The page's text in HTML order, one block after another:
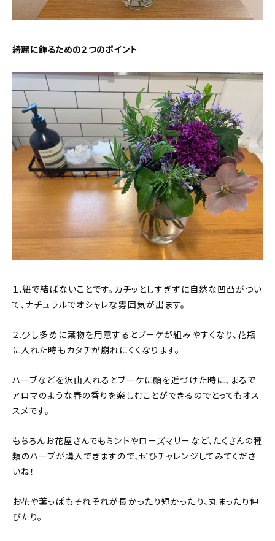
綺麗に飾るための２つのポイント
１.紐で結ばないことです。カチッとしすぎずに自然な凹凸がつい
て、ナチュラルでオシャレな雰囲気が出ます。
２.少し多めに葉物を用意するとブーケが組みやすくなり、花瓶
に入れた時もカタチが崩れにくくなります。
ハーブなどを沢山入れるとブーケに顔を近づけた時に、まるで
アロマのような春の香りを楽しむことができるのでとってもオス
スメです。
もちろんお花屋さんでもミントやローズマリーなど、たくさんの種
類のハーブが購入できますので、ぜひチャレンジしてみてくださ
いね！
お花や葉っぱもそれぞれが長かったり短かったり、丸まったり伸
びたり。